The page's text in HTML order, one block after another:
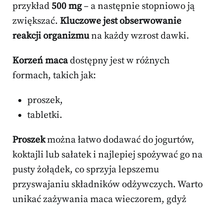
przykład500 mg– a następnie stopniowo ją
zwiększać. Kluczowe jest obserwowanie
reakcji organizmuna każdy wzrost dawki.
Korzeń macadostępny jest w różnych
formach, takich jak:
proszek,
tabletki.
Proszekmożna łatwo dodawać do jogurtów,
koktajli lub sałatek i najlepiej spożywać go na
pusty żołądek, co sprzyja lepszemu
przyswajaniu składników odżywczych. Warto
unikać zażywania maca wieczorem, gdyż